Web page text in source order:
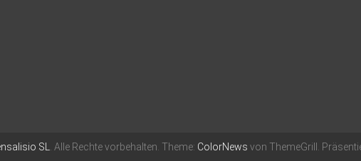
SL . Alle Rechte vorbehalten. Theme: ColorNews von ThemeGrill.